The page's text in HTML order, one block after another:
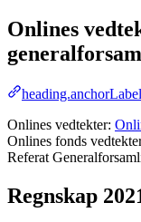
Onlines
heading.anchorLabel
Onlines vedtekter:
Onlines fonds
Referat
Regnskap